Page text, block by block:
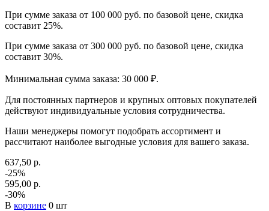
При сумме заказа от 100 000 руб. по базовой цене, скидка
составит 25%.
При сумме заказа от 300 000 руб. по базовой цене, скидка
составит 30%.
Минимальная сумма заказа: 30 000 ₽.
Для постоянных партнеров и крупных оптовых покупателей
действуют индивидуальные условия сотрудничества.
Наши менеджеры помогут подобрать ассортимент и
рассчитают наиболее выгодные условия для вашего заказа.
637,50 р.
-25%
595,00 р.
-30%
В корзине 0 шт